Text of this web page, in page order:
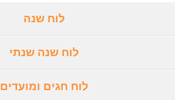
לוח שנה
לוח שנה שנתי
לוח חגים ומועדים